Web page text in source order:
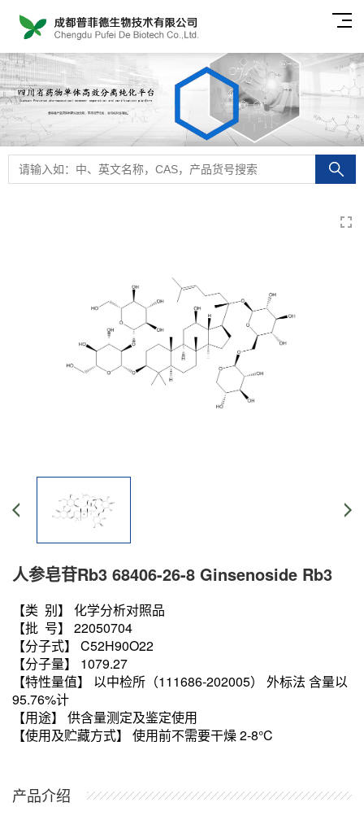
人参皂苷Rb3 68406-26-8 Ginsenoside Rb3
【类 别】 化学分析对照品
【批 号】 22050704
【分子式】 C52H90O22
【分子量】 1079.27
【特性量值】 以中检所（111686-202005） 外标法 含量以
95.76%计
【用途】 供含量测定及鉴定使用
【使用及贮藏方式】 使用前不需要干燥 2-8°C
产品介绍